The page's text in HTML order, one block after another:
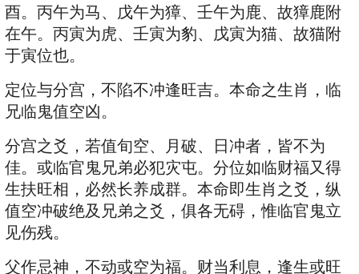
酉。丙午为马、戊午为獐、壬午为鹿、故獐鹿附
在午。丙寅为虎、壬寅为豹、戊寅为猫、故猫附
于寅位也。
定位与分宫，不陷不冲逢旺吉。本命之生肖，临
兄临鬼值空凶。
分宫之爻，若值旬空、月破、日冲者，皆不为
佳。或临官鬼兄弟必犯灾屯。分位如临财福又得
生扶旺相，必然长养成群。本命即生肖之爻，纵
值空冲破绝及兄弟之爻，俱各无碍，惟临官鬼立
见伤残。
父作忌神，不动或空为福。财当利息，逢生或旺